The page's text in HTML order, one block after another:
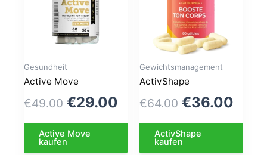
Gesundheit
Active Move
€49.00 Le
prix
initial
€29.00
prix
actuel
Active Move
kaufen
Gewichtsmanagement
ActivShape
€64.00 Le
prix
initial
€36.00
prix
ActivShape
kaufen